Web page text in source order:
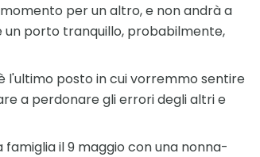
per un altro, e non andrà a
un porto tranquillo, probabilmente,
l'ultimo posto in cui vorremmo sentire
a perdonare gli errori degli altri e
il 9 maggio con una nonna-